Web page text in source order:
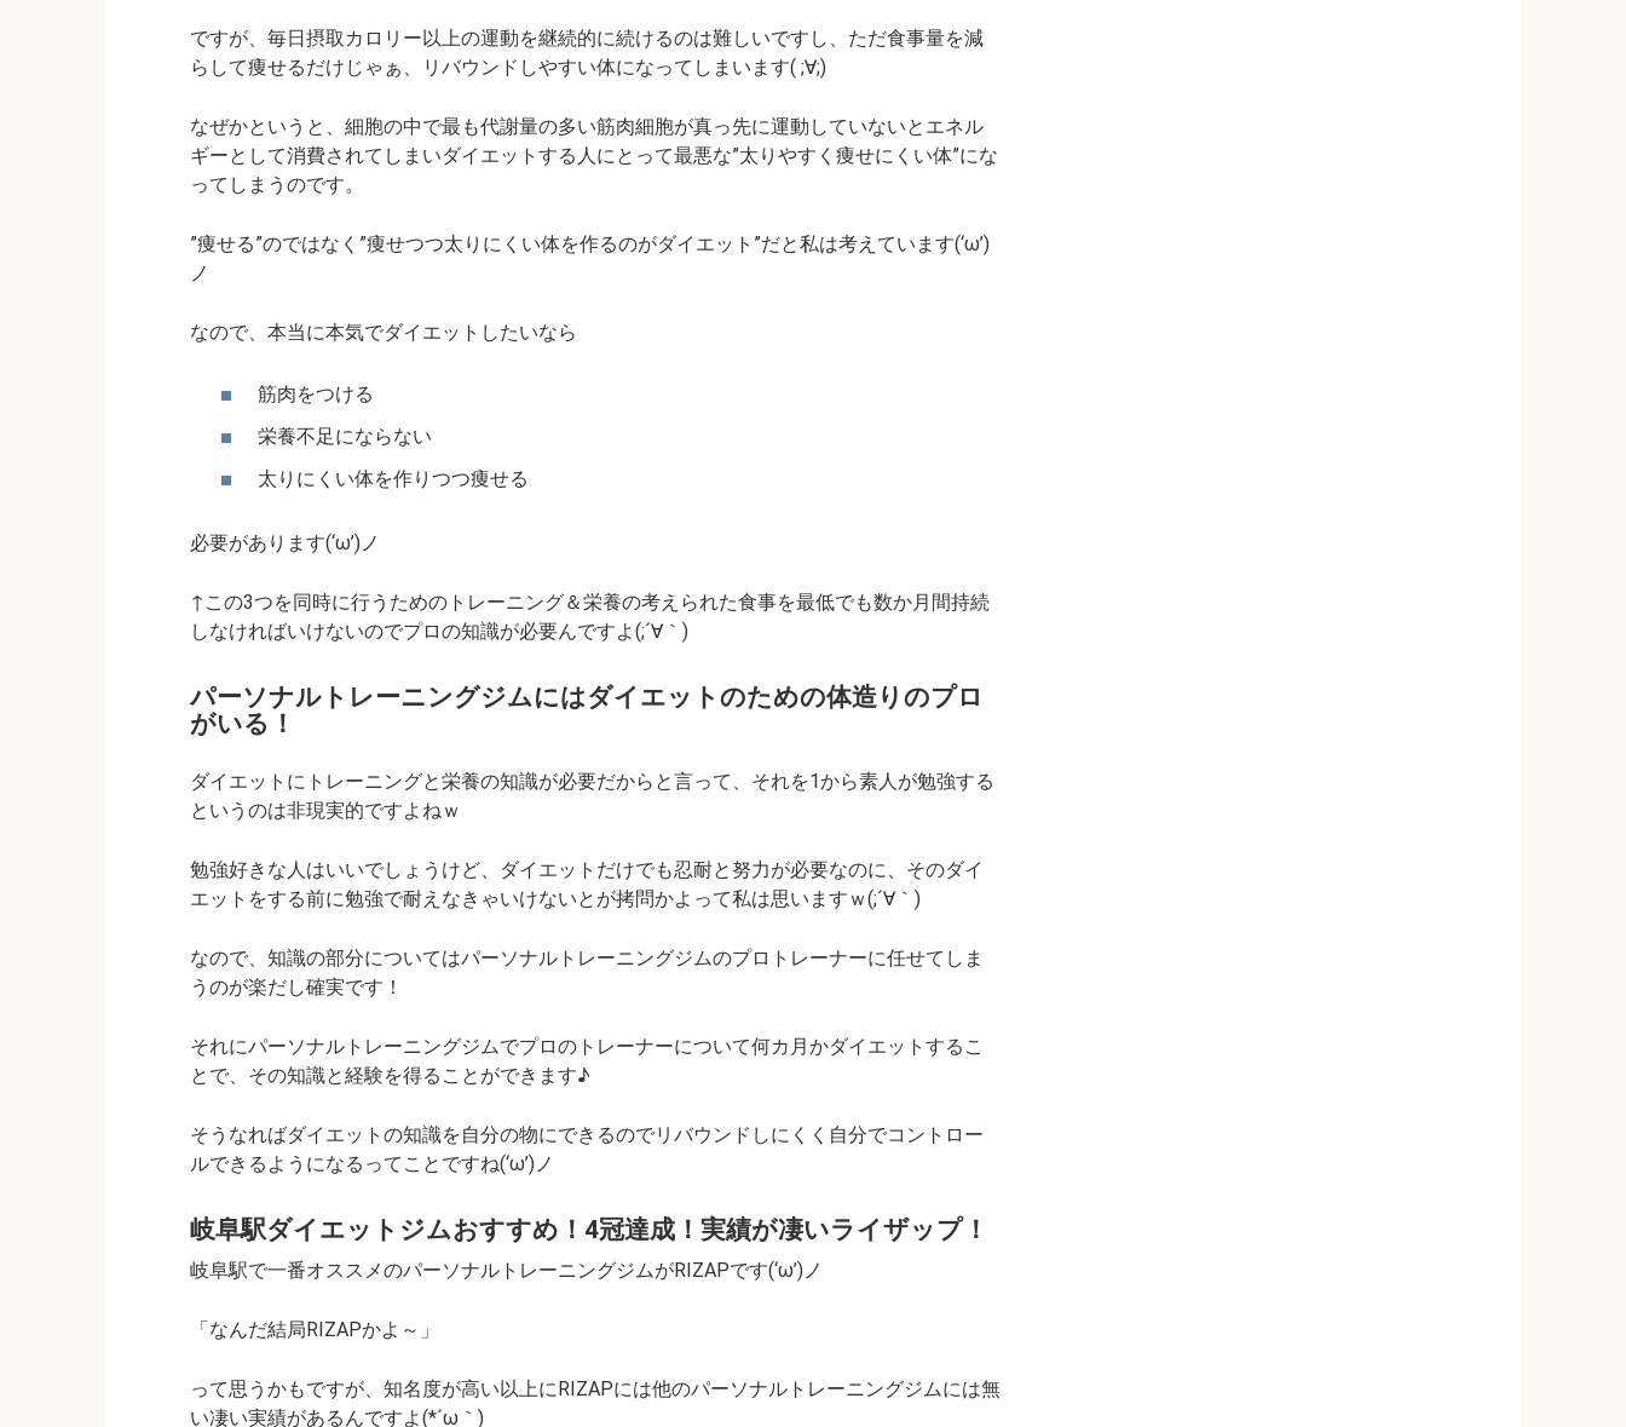
ですが、毎日摂取カロリー以上の運動を継続的に続けるのは難しいですし、ただ食事量を減
らして痩せるだけじゃぁ、リバウンドしやすい体になってしまいます( ;∀;)
なぜかというと、細胞の中で最も代謝量の多い筋肉細胞が真っ先に運動していないとエネル
ギーとして消費されてしまいダイエットする人にとって最悪な”太りやすく痩せにくい体”にな
ってしまうのです。
”痩せる”のではなく”痩せつつ太りにくい体を作るのがダイエット”だと私は考えています(‘ω’)
ノ
なので、本当に本気でダイエットしたいなら
筋肉をつける
栄養不足にならない
太りにくい体を作りつつ痩せる
必要があります(‘ω’)ノ
↑この3つを同時に行うためのトレーニング＆栄養の考えられた食事を最低でも数か月間持続
しなければいけないのでプロの知識が必要んですよ(;´∀｀)
パーソナルトレーニングジムにはダイエットのための体造りのプロ
がいる！
ダイエットにトレーニングと栄養の知識が必要だからと言って、それを1から素人が勉強する
というのは非現実的ですよねｗ
勉強好きな人はいいでしょうけど、ダイエットだけでも忍耐と努力が必要なのに、そのダイ
エットをする前に勉強で耐えなきゃいけないとが拷問かよって私は思いますｗ(;´∀｀)
なので、知識の部分についてはパーソナルトレーニングジムのプロトレーナーに任せてしま
うのが楽だし確実です！
それにパーソナルトレーニングジムでプロのトレーナーについて何カ月かダイエットするこ
とで、その知識と経験を得ることができます♪
そうなればダイエットの知識を自分の物にできるのでリバウンドしにくく自分でコントロー
ルできるようになるってことですね(‘ω’)ノ
岐阜駅ダイエットジムおすすめ！4冠達成！実績が凄いライザップ！
岐阜駅で一番オススメのパーソナルトレーニングジムがRIZAPです(‘ω’)ノ
「なんだ結局RIZAPかよ～」
って思うかもですが、知名度が高い以上にRIZAPには他のパーソナルトレーニングジムには無
い凄い実績があるんですよ(*´ω｀)